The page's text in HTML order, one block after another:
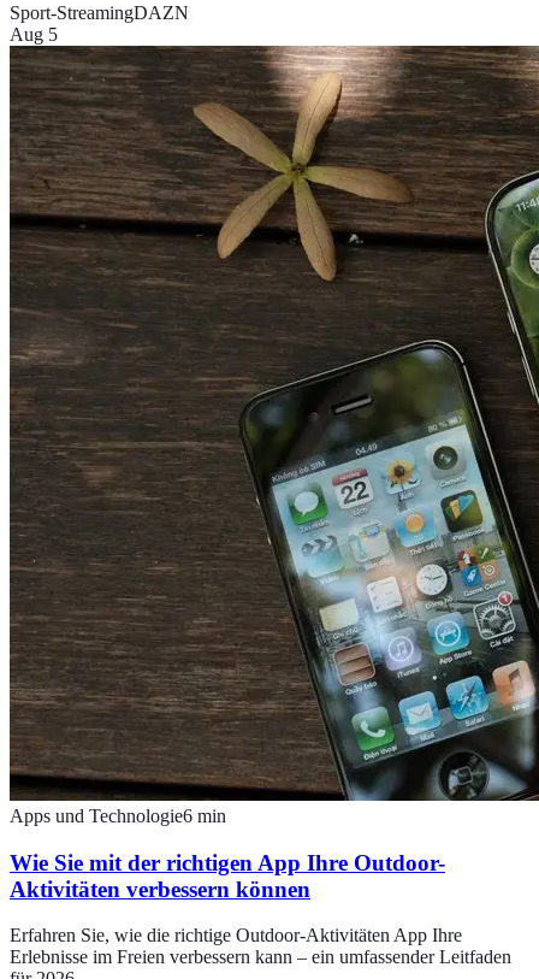
Sport-StreamingDAZN
Aug 5
Apps und Technologie6 min
Wie Sie mit der richtigen App Ihre Outdoor-
Aktivitäten verbessern können
Erfahren Sie, wie die richtige Outdoor-Aktivitäten App Ihre
Erlebnisse im Freien verbessern kann – ein umfassender Leitfaden